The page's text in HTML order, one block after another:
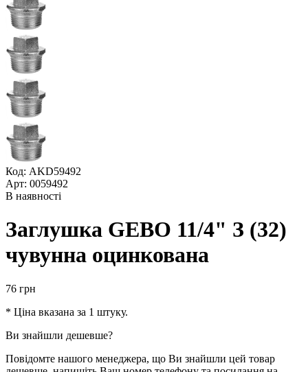
Код: AKD59492
Арт: 0059492
В наявності
Заглушка GEBO 11/4" З (32)
чувунна оцинкована
76 грн
* Ціна вказана за 1 штуку.
Ви знайшли дешевше?
Повідомте нашого менеджера, що Ви знайшли цей товар